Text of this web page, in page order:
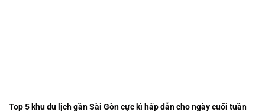
Top 5 khu du lịch gần Sài Gòn cực kì hấp dẫn cho ngày cuối tuần